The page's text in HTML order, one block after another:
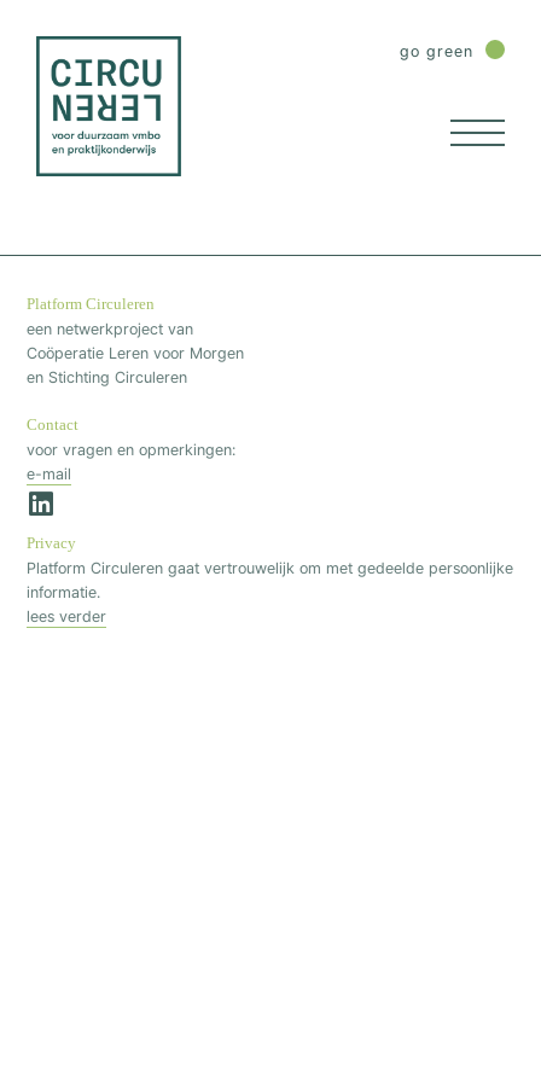
go green
Platform Circuleren
een netwerkproject van
Coöperatie Leren voor Morgen
en Stichting Circuleren
Contact
voor vragen en opmerkingen:
e-mail
Privacy
Platform Circuleren gaat vertrouwelijk om met gedeelde persoonlijke
informatie.
lees verder